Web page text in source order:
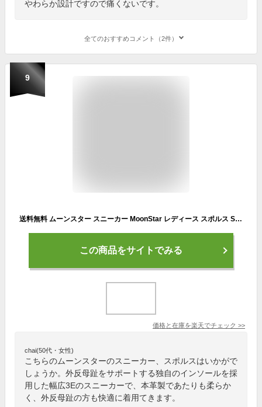
やわらか設計ですので痛くないです。
全てのおすすめコメント（2件）
9
送料無料 ムーンスター スニーカー MoonStar レディース スポルス SPORTH コンフォートシューズ ファスナー付 外反母趾 3E 幅広 天然皮革 本革 レザー 軽量 撥水 シューズ 靴 SP0212
この商品をサイトでみる
価格と在庫を楽天でチェック >>
chai(50代・女性)
こちらのムーンスターのスニーカー、スポルスはいかがで
しょうか。外反母趾をサポートする独自のインソールを採
用した幅広3Eのスニーカーで、本革製であたりも柔らか
く、外反母趾の方も快適に着用てきます。